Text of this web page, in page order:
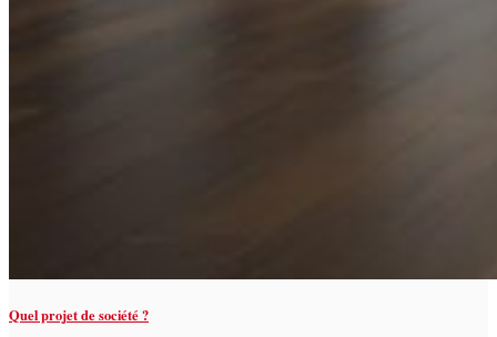
Quel projet de société ?